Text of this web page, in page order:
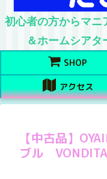
初心者の方からマニ
＆ホームシア
SHOP
アクセス
【中古品】
ブル